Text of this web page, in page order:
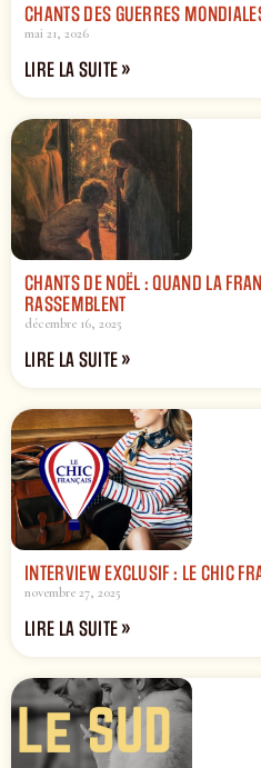
CHANTS DES GUERRES
mai 21, 2026
LIRE LA SUITE »
CHANTS DE NOËL : QUAND LA
RASSEMBLENT
décembre 16, 2025
LIRE LA SUITE »
INTERVIEW EXCLUSIF : LE CHIC
novembre 27, 2025
LIRE LA SUITE »